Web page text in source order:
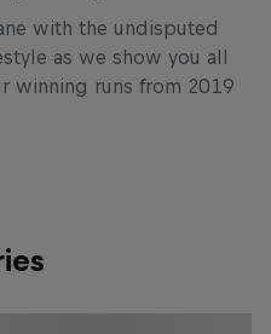
with the undisputed
as we show you all
winning runs from 2019